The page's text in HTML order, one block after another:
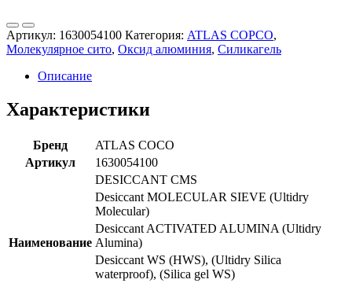
Артикул: 1630054100 Категория: ATLAS COPCO,
Молекулярное сито, Оксид алюминия, Силикагель
Описание
Характеристики
Бренд
ATLAS COCO
Артикул
1630054100
Наименование
DESICCANT CMS
Desiccant MOLECULAR SIEVE (Ultidry
Molecular)
Desiccant ACTIVATED ALUMINA (Ultidry
Alumina)
Desiccant WS (HWS), (Ultidry Silica
waterproof), (Silica gel WS)